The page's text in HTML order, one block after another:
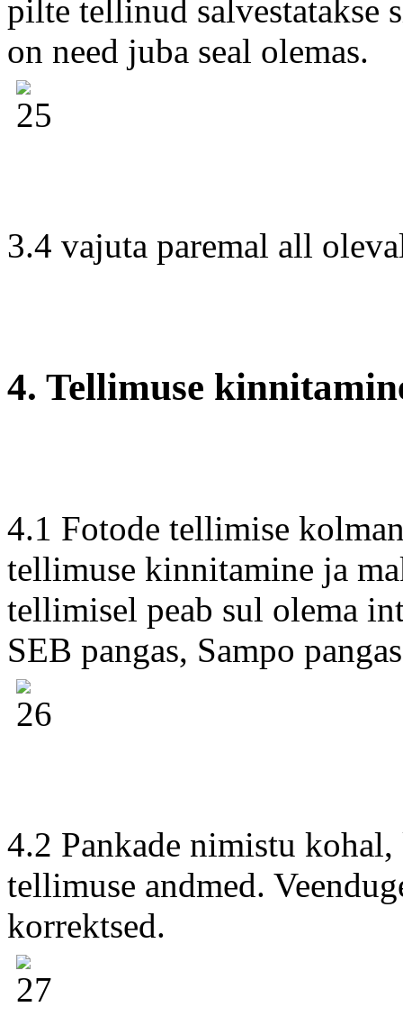
pilte tellinud salvestatakse
on need juba seal olemas.
3.4 vajuta paremal all
4. Tellimuse
4.1 Fotode tellimise
tellimuse kinnitamine ja
tellimisel peab sul olema
SEB pangas, Sampo
4.2 Pankade nimistu kohal,
tellimuse andmed.
korrektsed.